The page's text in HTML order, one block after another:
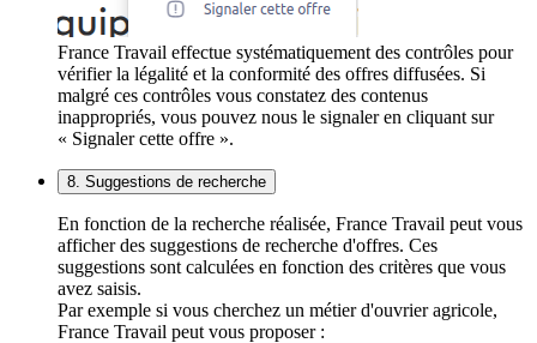
France Travail effectue systématiquement des contrôles pour
vérifier la légalité et la conformité des offres diffusées. Si
malgré ces contrôles vous constatez des contenus
inappropriés, vous pouvez nous le signaler en cliquant sur
« Signaler cette offre ».
8. Suggestions de recherche
En fonction de la recherche réalisée, France Travail peut vous
afficher des suggestions de recherche d'offres. Ces
suggestions sont calculées en fonction des critères que vous
avez saisis.
Par exemple si vous cherchez un métier d'ouvrier agricole,
France Travail peut vous proposer :